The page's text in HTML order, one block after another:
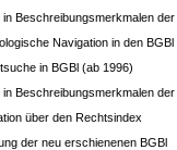
in Beschreibungsmerkmalen
Navigation in den BGBl
in BGBl (ab 1996)
in Beschreibungsmerkmalen
über den Rechtsindex
der neu erschienenen BGBl